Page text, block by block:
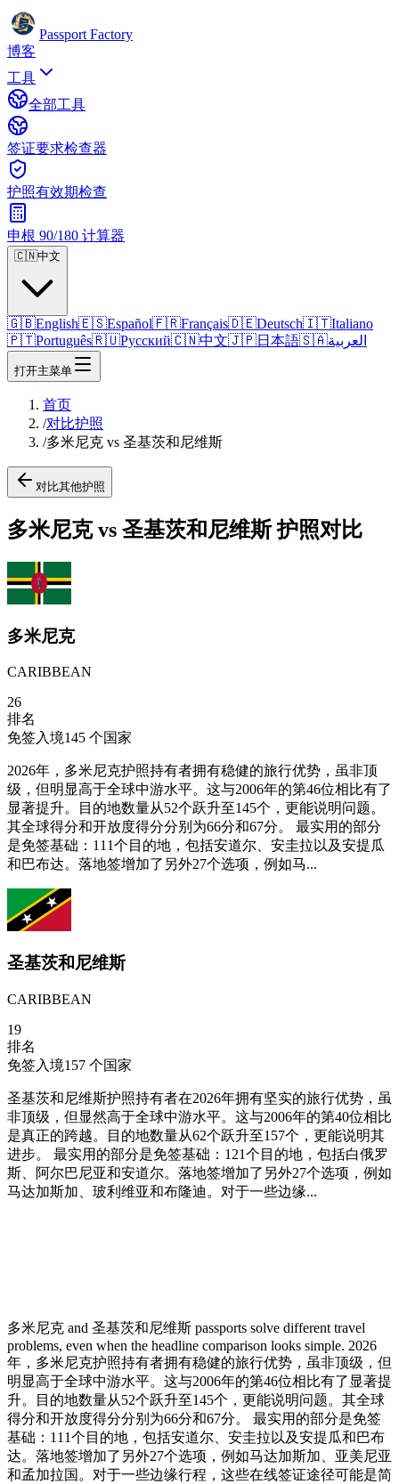
Passport Factory
博客
工具
全部工具
签证要求检查器
护照有效期检查
申根 90/180 计算器
🇨🇳中文
🇬🇧English🇪🇸Español🇫🇷Français🇩🇪Deutsch🇮🇹Italiano
🇵🇹Português🇷🇺Русский🇨🇳中文🇯🇵日本語🇸🇦العربية
打开主菜单
首页
/对比护照
/多米尼克 vs 圣基茨和尼维斯
对比其他护照
多米尼克 vs 圣基茨和尼维斯 护照对比
多米尼克
CARIBBEAN
26
排名
免签入境145 个国家
2026年，多米尼克护照持有者拥有稳健的旅行优势，虽非顶
级，但明显高于全球中游水平。这与2006年的第46位相比有了
显著提升。目的地数量从52个跃升至145个，更能说明问题。
其全球得分和开放度得分分别为66分和67分。 最实用的部分
是免签基础：111个目的地，包括安道尔、安圭拉以及安提瓜
和巴布达。落地签增加了另外27个选项，例如马...
圣基茨和尼维斯
CARIBBEAN
19
排名
免签入境157 个国家
圣基茨和尼维斯护照持有者在2026年拥有坚实的旅行优势，虽
非顶级，但显然高于全球中游水平。这与2006年的第40位相比
是真正的跨越。目的地数量从62个跃升至157个，更能说明其
进步。 最实用的部分是免签基础：121个目的地，包括白俄罗
斯、阿尔巴尼亚和安道尔。落地签增加了另外27个选项，例如
马达加斯加、玻利维亚和布隆迪。对于一些边缘...
多米尼克 and 圣基茨和尼维斯 passports solve different travel
problems, even when the headline comparison looks simple. 2026
年，多米尼克护照持有者拥有稳健的旅行优势，虽非顶级，但
明显高于全球中游水平。这与2006年的第46位相比有了显著提
升。目的地数量从52个跃升至145个，更能说明问题。其全球
得分和开放度得分分别为66分和67分。 最实用的部分是免签
基础：111个目的地，包括安道尔、安圭拉以及安提瓜和巴布
达。落地签增加了另外27个选项，例如马达加斯加、亚美尼亚
和孟加拉国。对于一些边缘行程，这些在线签证途径可能是简